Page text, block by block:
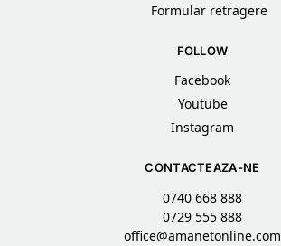
Formular retragere
FOLLOW
Facebook
Youtube
Instagram
CONTACTEAZA-NE
0740 668 888
0729 555 888
office@amanetonline.com